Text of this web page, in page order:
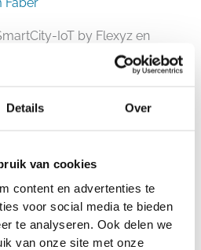
Details Over
van cookies
content en advertenties te
voor social media te bieden
te analyseren. Ook delen we
van onze site met onze
IoT by Flexyz en
bevorderen de
– IOT-bedrijf SmartCity-IoT
Dit bedrijf ontwikkeld
veel worden gebruikt door
Door die informatie door